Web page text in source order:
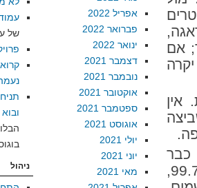
אם
אין
כבר
כעת, במערכת שמגיעה לשיעור הרשעות פליליות של 99.7%,
אפריל 2022
פברואר 2022
ינואר 2022
דצמבר 2021
נובמבר 2021
אוקטובר 2021
ספטמבר 2021
אוגוסט 2021
יולי 2021
יוני 2021
מאי 2021
של
ניהול